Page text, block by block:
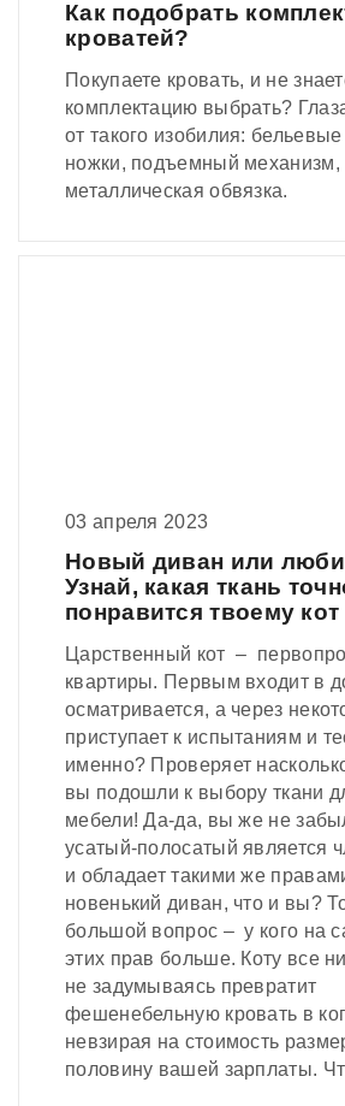
Как подобрать
кроватей?
Покупаете кровать, и не
комплектацию выбрать?
от такого изобилия:
ножки, подъемный механизм,
металлическая обвязка.
03 апреля 2023
Новый диван или
Узнай, какая ткань
понравится твоему кот
Царственный кот –
квартиры. Первым входит в
осматривается, а через
приступает к испытаниям и
именно? Проверяет
вы подошли к выбору ткани
мебели! Да-да, вы же не
усатый-полосатый является
и обладает такими же
новенький диван, что и вы?
большой вопрос – у кого на
этих прав больше. Коту все
не задумываясь превратит
фешенебельную кровать в
невзирая на стоимость
половину вашей зарплаты.